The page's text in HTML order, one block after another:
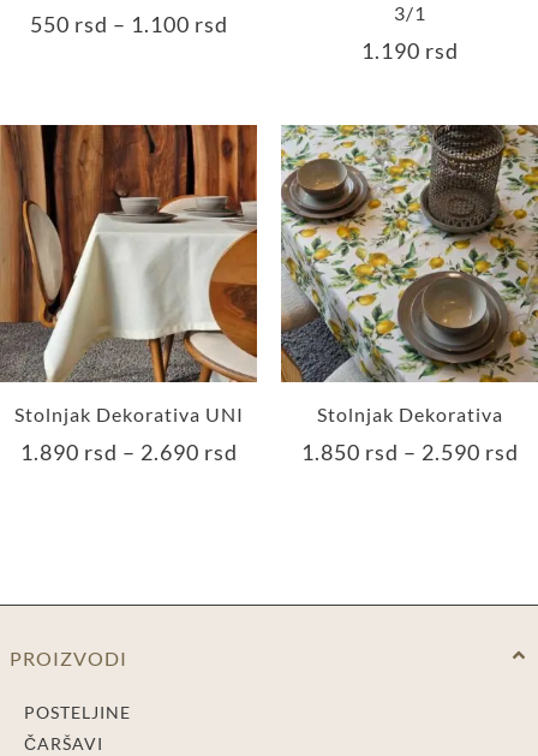
550 rsd – 1.100 rsd
3/1
1.190 rsd
Stolnjak Dekorativa UNI
1.890 rsd – 2.690 rsd
Stolnjak Dekorativa
1.850 rsd – 2.590 rsd
PROIZVODI
POSTELJINE
ČARŠAVI